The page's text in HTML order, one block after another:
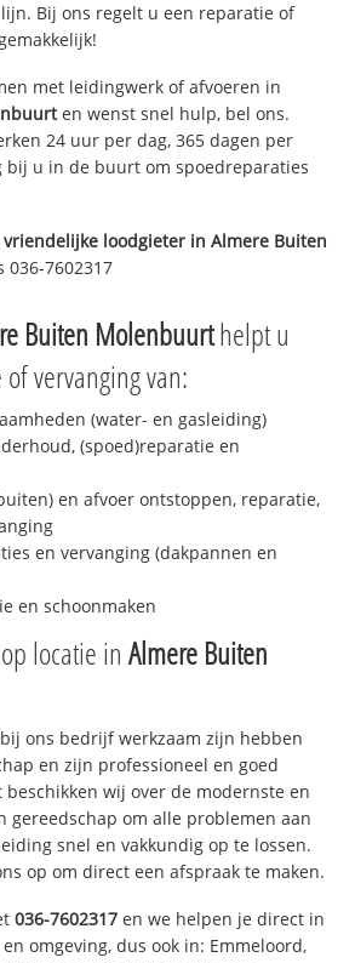
Bij ons regelt u een reparatie of
met leidingwerk of afvoeren in
en wenst snel hulp, bel ons.
24 uur per dag, 365 dagen per
bij u in de buurt om spoedreparaties
vriendelijke loodgieter inAlmere Buiten
036-7602317
Buiten Molenbuurthelpt u
vervanging van:
(water- en gasleiding)
(spoed)reparatie en
en afvoer ontstoppen, reparatie,
en vervanging (dakpannen en
en schoonmaken
locatie inAlmere Buiten
ons bedrijf werkzaam zijn hebben
en zijn professioneel en goed
beschikken wij over de modernste en
gereedschap om alle problemen aan
snel en vakkundig op te lossen.
op om direct een afspraak te maken.
036-7602317 en we helpen je direct in
en omgeving, dus ook in: Emmeloord,